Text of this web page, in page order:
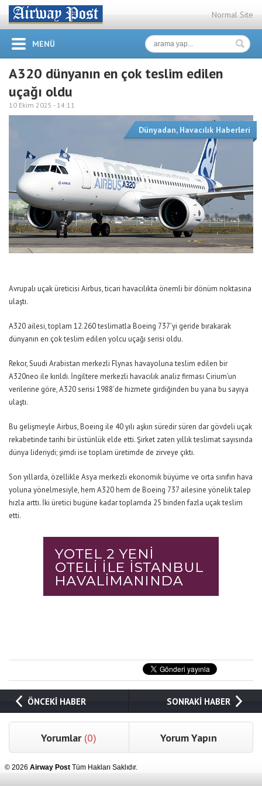
Normal Site
MENÜ
A320 dünyanın en çok teslim edilen
uçağı oldu
10 Ekim 2025 - 14:11
Dünyadan, Havacılık Haberleri
Avrupalı uçak üreticisi Airbus, ticari havacılıkta önemli bir dönüm noktasına
ulaştı.
A320 ailesi, toplam 12.260 teslimatla Boeing 737’yi geride bırakarak
dünyanın en çok teslim edilen yolcu uçağı serisi oldu.
Rekor, Suudi Arabistan merkezli Flynas havayoluna teslim edilen bir
A320neo ile kırıldı. İngiltere merkezli havacılık analiz firması Cirium’un
verilerine göre, A320 serisi 1988’de hizmete girdiğinden bu yana bu sayıya
ulaştı.
Bu gelişmeyle Airbus, Boeing ile 40 yılı aşkın süredir süren dar gövdeli uçak
rekabetinde tarihi bir üstünlük elde etti. Şirket zaten yıllık teslimat sayısında
dünya lideriydi; şimdi ise toplam üretimde de zirveye çıktı.
Son yıllarda, özellikle Asya merkezli ekonomik büyüme ve orta sınıfın hava
yoluna yönelmesiyle, hem A320 hem de Boeing 737 ailesine yönelik talep
hızla arttı. İki üretici bugüne kadar toplamda 25 binden fazla uçak teslim
etti.
ÖNCEKİ HABER SONRAKİ HABER
Yorumlar (0) Yorum Yapın
© 2026 Airway Post Tüm Hakları Saklıdır.